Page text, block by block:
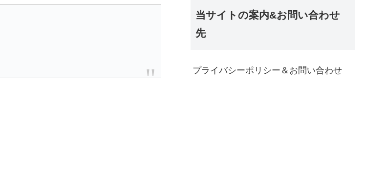
当サイトの案内&お問い合わせ
先
プライバシーポリシー＆お問い合わせ